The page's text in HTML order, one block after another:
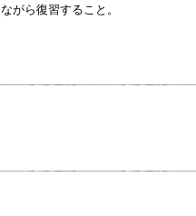
がら復習すること。